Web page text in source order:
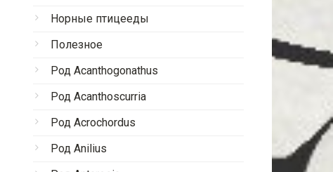
Норные птицееды
Полезное
Род Acanthogonathus
Род Acanthoscurria
Род Acrochordus
Род Anilius